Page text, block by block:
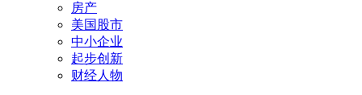
房产
美国股市
中小企业
起步创新
财经人物